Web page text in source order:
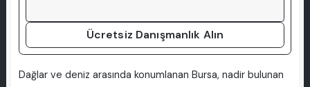
Ücretsiz Danışmanlık Alın
Dağlar ve deniz arasında konumlanan Bursa, nadir bulunan